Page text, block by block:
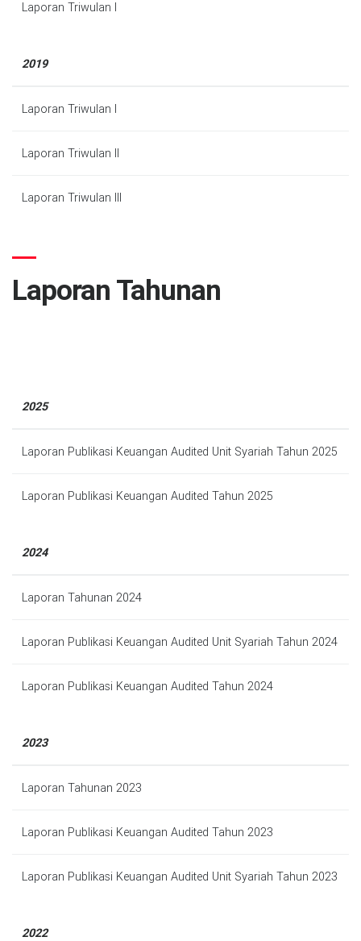
Laporan Triwulan I
2019
Laporan Triwulan I
Laporan Triwulan II
Laporan Triwulan III
Laporan Tahunan
2025
Laporan Publikasi Keuangan Audited Unit Syariah Tahun 2025
Laporan Publikasi Keuangan Audited Tahun 2025
2024
Laporan Tahunan 2024
Laporan Publikasi Keuangan Audited Unit Syariah Tahun 2024
Laporan Publikasi Keuangan Audited Tahun 2024
2023
Laporan Tahunan 2023
Laporan Publikasi Keuangan Audited Tahun 2023
Laporan Publikasi Keuangan Audited Unit Syariah Tahun 2023
2022